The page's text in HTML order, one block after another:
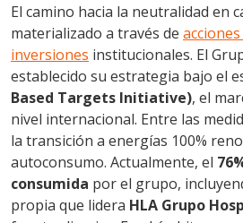
El camino hacia la neutralidad en
materializado a través de
inversiones institucionales. El
establecido su estrategia bajo el
Based Targets Initiative), el
nivel internacional. Entre las
la transición a energías 100%
autoconsumo. Actualmente, el
consumida por el grupo,
propia que lidera HLA Grupo